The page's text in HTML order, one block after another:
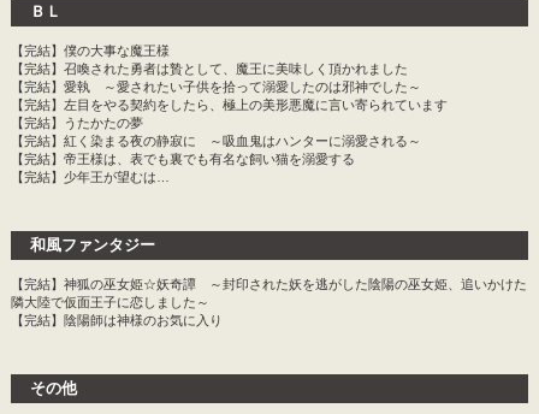
ＢＬ
【完結】僕の大事な魔王様
【完結】召喚された勇者は贄として、魔王に美味しく頂かれました
【完結】愛執 ～愛されたい子供を拾って溺愛したのは邪神でした～
【完結】左目をやる契約をしたら、極上の美形悪魔に言い寄られています
【完結】うたかたの夢
【完結】紅く染まる夜の静寂に ～吸血鬼はハンターに溺愛される～
【完結】帝王様は、表でも裏でも有名な飼い猫を溺愛する
【完結】少年王が望むは…
和風ファンタジー
【完結】神狐の巫女姫☆妖奇譚 ～封印された妖を逃がした陰陽の巫女姫、追いかけた
隣大陸で仮面王子に恋しました～
【完結】陰陽師は神様のお気に入り
その他